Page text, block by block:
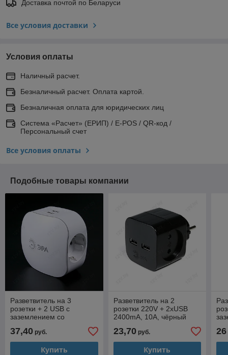
Доставка почтой по Беларуси
Все условия доставки
Условия оплаты
Наличный расчет.
Безналичный расчет. Оплата картой.
Безналичная оплата для юридических лиц
Система «Расчет» (ЕРИП) / E-POS / QR-код /
Персональный счет
Все условия оплаты
Подобные товары компании
Разветвитель на 3
розетки + 2 USB с
заземлением со
37,40 руб.
Купить
Разветвитель на 2
розетки 220V + 2xUSB
2400mA, 10А, чёрный
23,70руб.
Купить
26